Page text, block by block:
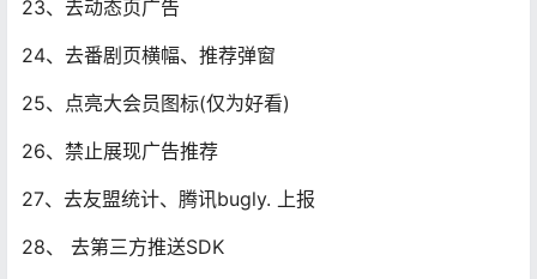
23、去动态页广告
24、去番剧页横幅、推荐弹窗
25、点亮大会员图标(仅为好看)
26、禁止展现广告推荐
27、去友盟统计、腾讯bugly. 上报
28、 去第三方推送SDK